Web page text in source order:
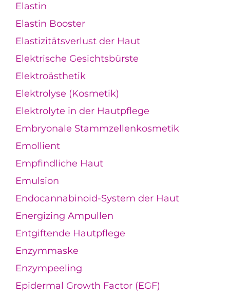
Elastin
Elastin Booster
Elastizitätsverlust der Haut
Elektrische Gesichtsbürste
Elektroästhetik
Elektrolyse (Kosmetik)
Elektrolyte in der Hautpflege
Embryonale Stammzellenkosmetik
Emollient
Empfindliche Haut
Emulsion
Endocannabinoid-System der Haut
Energizing Ampullen
Entgiftende Hautpflege
Enzymmaske
Enzympeeling
Epidermal Growth Factor (EGF)